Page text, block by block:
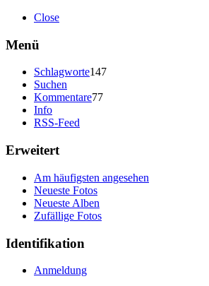
Close
Menü
Schlagworte147
Suchen
Kommentare77
Info
RSS-Feed
Erweitert
Am häufigsten angesehen
Neueste Fotos
Neueste Alben
Zufällige Fotos
Identifikation
Anmeldung